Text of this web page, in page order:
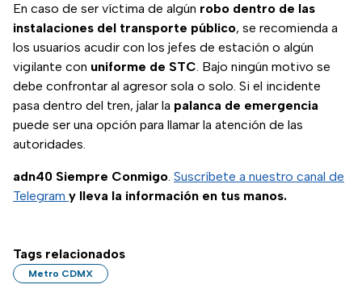
En caso de ser víctima de algún robo dentro de las
instalaciones del transporte público, se recomienda a
los usuarios acudir con los jefes de estación o algún
vigilante con uniforme de STC. Bajo ningún motivo se
debe confrontar al agresor sola o solo. Si el incidente
pasa dentro del tren, jalar la palanca de emergencia
puede ser una opción para llamar la atención de las
autoridades.
adn40 Siempre Conmigo. Suscríbete a nuestro canal de
Telegram y lleva la información en tus manos.
Tags relacionados
Metro CDMX